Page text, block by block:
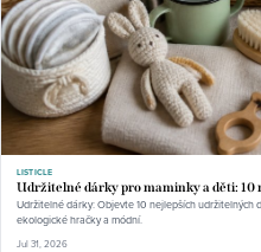
LISTICLE
Udržitelné dárky pro maminky a děti: 10
Udržitelné dárky: Objevte 10 nejlepších
ekologické hračky a módní.
Jul 31, 2026